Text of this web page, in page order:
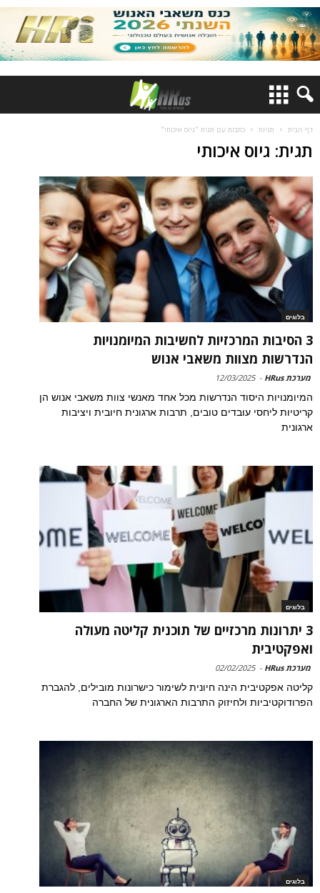
דף הבית תגיות כתבות עם תגית "גיוס איכותי"
תגית: גיוס איכותי
בלוגים
3 הסיבות המרכזיות לחשיבות המיומנויות
הנדרשות מצוות משאבי אנוש
מערכת HRus -
12/03/2025
המיומנויות היסוד הנדרשות מכל אחד מאנשי צוות משאבי אנוש הן
קריטיות ליחסי עובדים טובים, תרבות ארגונית חיובית ויציבות
ארגונית
בלוגים
3 יתרונות מרכזיים של תוכנית קליטה מעולה
ואפקטיבית
מערכת HRus -
02/02/2025
קליטה אפקטיבית הינה חיונית לשימור כישרונות מובילים, להגברת
הפרודוקטיביות ולחיזוק התרבות הארגונית של החברה
בלוגים